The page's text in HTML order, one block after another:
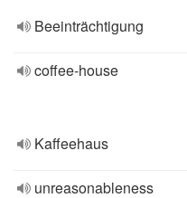
Beeinträchtigung
coffee-house
Kaffeehaus
unreasonableness